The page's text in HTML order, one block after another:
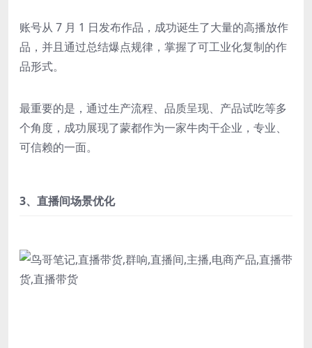
账号从 7 月 1 日发布作品，成功诞生了大量的高播放作
品，并且通过总结爆点规律，掌握了可工业化复制的作
品形式。
最重要的是，通过生产流程、品质呈现、产品试吃等多
个角度，成功展现了蒙都作为一家牛肉干企业，专业、
可信赖的一面。
3、直播间场景优化